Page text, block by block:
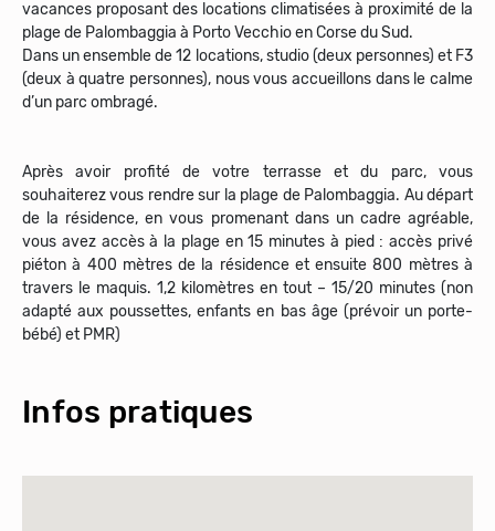
vacances proposant des locations climatisées à proximité de la
plage de Palombaggia à Porto Vecchio en Corse du Sud.
Dans un ensemble de 12 locations, studio (deux personnes) et F3
(deux à quatre personnes), nous vous accueillons dans le calme
d’un parc ombragé.
Après avoir profité de votre terrasse et du parc, vous
souhaiterez vous rendre sur la plage de Palombaggia. Au départ
de la résidence, en vous promenant dans un cadre agréable,
vous avez accès à la plage en 15 minutes à pied : accès privé
piéton à 400 mètres de la résidence et ensuite 800 mètres à
travers le maquis. 1,2 kilomètres en tout – 15/20 minutes (non
adapté aux poussettes, enfants en bas âge (prévoir un porte-
Infos pratiques